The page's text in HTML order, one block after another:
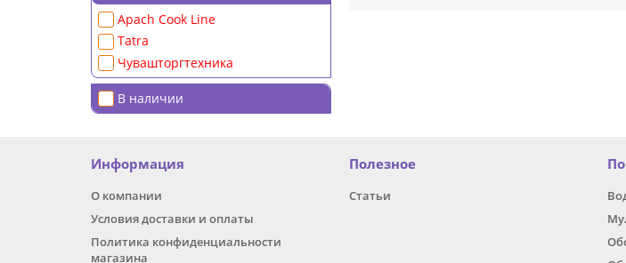
Apach Cook Line
Tatra
Чувашторгтехника
В наличии
режимов и бесперебойная работа систем.
Также стоит отметить, что нейтральные
эффективность своих производственных
Информация
О компании
Условия доставки и оплаты
Политика конфиденциальности
магазина
Полезное
Статьи